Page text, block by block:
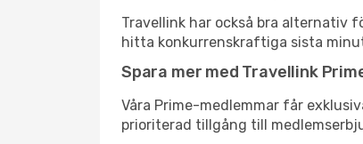
Travellink har också bra alternativ
hitta konkurrenskraftiga sista
Spara mer med Travellink
Våra Prime-medlemmar får
prioriterad tillgång till